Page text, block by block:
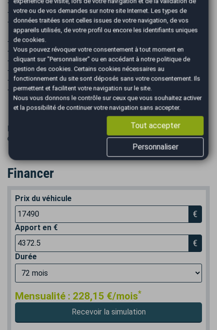
- Contrôles des niveaux
- Gestion administrative de la carte carte grise
- Garantie " Sécurité +" 6 mois inclus
- Pack EASY Confort 690€ TTC :
- Nettoyage intérieur / extérieur Premium
- 1/2 du réservoir
- Contrôles des niveaux
- Gestion administrative de la carte carte grise
- Garantie " Sécurité + " 12 mois inclus
Les INFORMATIONS délivrées par cette annonce sont non
contractuelles et données à titre indicatif.
Financer
Prix du véhicule
€
Apport en €
€
Durée
Mensualité : 228,15 €/mois*
Recevoir la simulation
votre ou de vos demandes sur notre site Internet. Les types de
données traitées sont celles issues de votre navigation, de vos
appareils utilisés, de votre profil ou encore les identifiants uniques
de cookies.
Vous pouvez révoquer votre consentement à tout moment en
cliquant sur "Personnaliser" ou en accédant à notre politique de
gestion des cookies. Certains cookies nécessaires au
fonctionnement du site sont déposés sans votre consentement. Ils
permettent et facilitent votre navigation sur le site.
Nous vous donnons le contrôle sur ceux que vous souhaitez activer
et la possibilité de continuer votre navigation sans accepter.
Tout accepter
Personnaliser